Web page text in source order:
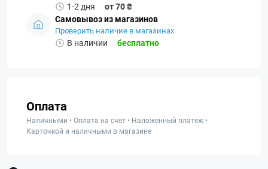
1-2 дня
от 70 ₴
Самовывоз из магазинов
Проверить наличие в магазинах
В наличии бесплатно
Оплата
Наличными • Оплата на счет • Наложенный платеж •
Карточкой и наличными в магазине